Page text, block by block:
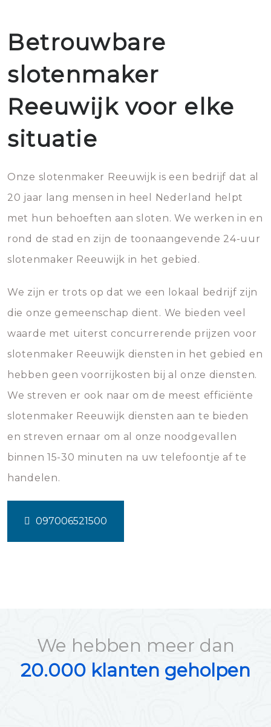
Betrouwbare
slotenmaker
Reeuwijk voor elke
situatie
Onze slotenmaker Reeuwijk is een bedrijf dat al
20 jaar lang mensen in heel Nederland helpt
met hun behoeften aan sloten. We werken in en
rond de stad en zijn de toonaangevende 24-uur
slotenmaker Reeuwijk in het gebied.
We zijn er trots op dat we een lokaal bedrijf zijn
die onze gemeenschap dient. We bieden veel
waarde met uiterst concurrerende prijzen voor
slotenmaker Reeuwijk diensten in het gebied en
hebben geen voorrijkosten bij al onze diensten.
We streven er ook naar om de meest efficiënte
slotenmaker Reeuwijk diensten aan te bieden
en streven ernaar om al onze noodgevallen
binnen 15-30 minuten na uw telefoontje af te
handelen.
097006521500
We hebben meer dan
20.000 klanten geholpen